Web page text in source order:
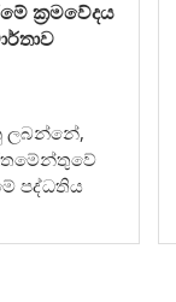
ක්‍රමවේදය
ලබන්නේ,
පද්ධතිය